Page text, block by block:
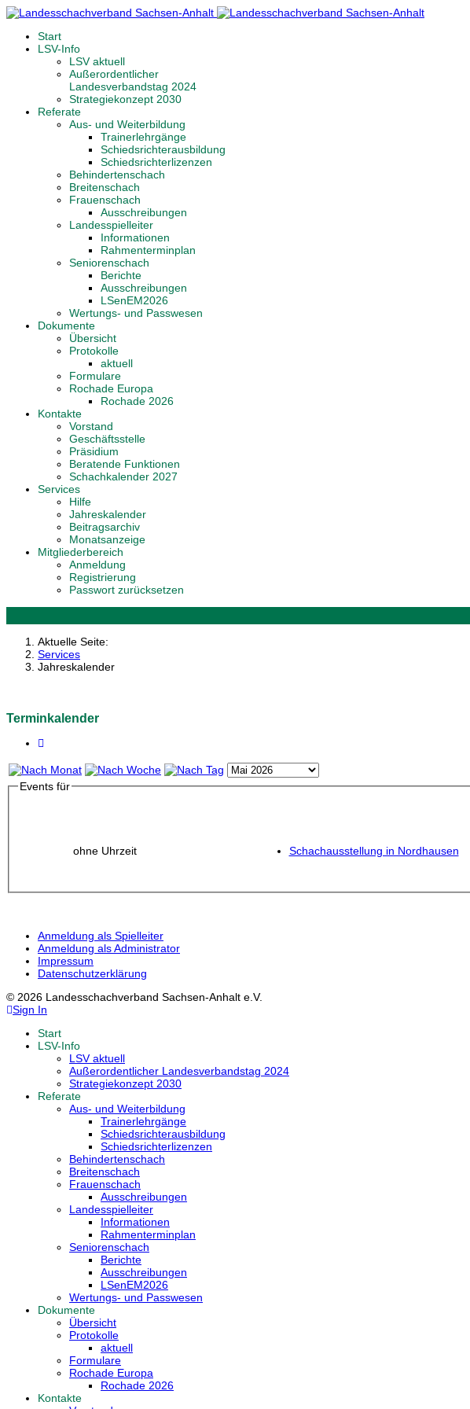
Start
LSV-Info
LSV aktuell
Außerordentlicher
Landesverbandstag 2024
Strategiekonzept 2030
Referate
Aus- und Weiterbildung
Trainerlehrgänge
Schiedsrichterausbildung
Schiedsrichterlizenzen
Behindertenschach
Breitenschach
Frauenschach
Ausschreibungen
Landesspielleiter
Informationen
Rahmenterminplan
Seniorenschach
Berichte
Ausschreibungen
LSenEM2026
Wertungs- und Passwesen
Dokumente
Übersicht
Protokolle
aktuell
Formulare
Rochade Europa
Rochade 2026
Kontakte
Vorstand
Geschäftsstelle
Präsidium
Beratende Funktionen
Schachkalender 2027
Services
Hilfe
Jahreskalender
Beitragsarchiv
Monatsanzeige
Mitgliederbereich
Anmeldung
Registrierung
Passwort zurücksetzen
Aktuelle Seite:
Services
Jahreskalender
Terminkalender
Events für
ohne Uhrzeit Schachausstellung in Nordhausen
Anmeldung als Spielleiter
Anmeldung als Administrator
Impressum
Datenschutzerklärung
© 2026 Landesschachverband Sachsen-Anhalt e.V.
Sign In
Start
LSV-Info
LSV aktuell
Außerordentlicher Landesverbandstag 2024
Strategiekonzept 2030
Referate
Aus- und Weiterbildung
Trainerlehrgänge
Schiedsrichterausbildung
Schiedsrichterlizenzen
Behindertenschach
Breitenschach
Frauenschach
Ausschreibungen
Landesspielleiter
Informationen
Rahmenterminplan
Seniorenschach
Berichte
Ausschreibungen
LSenEM2026
Wertungs- und Passwesen
Dokumente
Übersicht
Protokolle
aktuell
Formulare
Rochade Europa
Rochade 2026
Kontakte